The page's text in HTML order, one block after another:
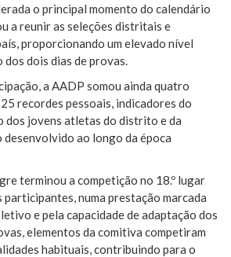
o principal momento do calendário
a reunir as seleções distritais e
proporcionando um elevado nível
dois dias de provas.
a AADP somou ainda quatro
recordes pessoais, indicadores do
dos jovens atletas do distrito e da
ao longo da época
terminou a competição no 18.º lugar
numa prestação marcada
e pela capacidade de adaptação dos
elementos da comitiva competiram
habituais, contribuindo para o